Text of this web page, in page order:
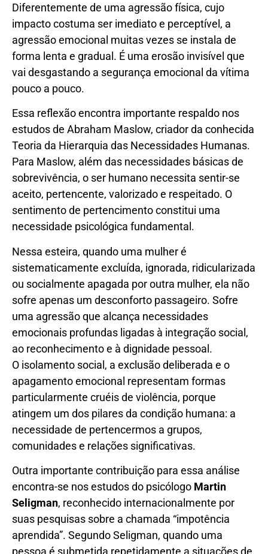
Diferentemente de uma agressão física, cujo
impacto costuma ser imediato e perceptível, a
agressão emocional muitas vezes se instala de
forma lenta e gradual. É uma erosão invisível que
vai desgastando a segurança emocional da vítima
pouco a pouco.
Essa reflexão encontra importante respaldo nos
estudos de Abraham Maslow, criador da conhecida
Teoria da Hierarquia das Necessidades Humanas.
Para Maslow, além das necessidades básicas de
sobrevivência, o ser humano necessita sentir-se
aceito, pertencente, valorizado e respeitado. O
sentimento de pertencimento constitui uma
necessidade psicológica fundamental.
Nessa esteira, quando uma mulher é
sistematicamente excluída, ignorada, ridicularizada
ou socialmente apagada por outra mulher, ela não
sofre apenas um desconforto passageiro. Sofre
uma agressão que alcança necessidades
emocionais profundas ligadas à integração social,
ao reconhecimento e à dignidade pessoal.
O isolamento social, a exclusão deliberada e o
apagamento emocional representam formas
particularmente cruéis de violência, porque
atingem um dos pilares da condição humana: a
necessidade de pertencermos a grupos,
comunidades e relações significativas.
Outra importante contribuição para essa análise
encontra-se nos estudos do psicólogo Martin
Seligman, reconhecido internacionalmente por
suas pesquisas sobre a chamada “impotência
aprendida”. Segundo Seligman, quando uma
pessoa é submetida repetidamente a situações de